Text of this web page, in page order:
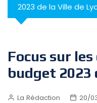
2023 de la Ville de
Focus sur
budget 2023
La Rédaction
20/